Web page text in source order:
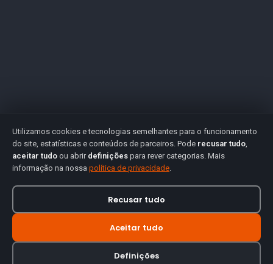
Utilizamos cookies e tecnologias semelhantes para o funcionamento
do site, estatísticas e conteúdos de parceiros. Pode recusar tudo,
aceitar tudo ou abrir definições para rever categorias. Mais
informação na nossa política de privacidade.
Recusar tudo
Aceitar tudo
Definições